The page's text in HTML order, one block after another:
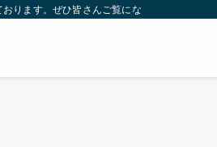
ります。ぜひ皆さんご覧になっていってくだ